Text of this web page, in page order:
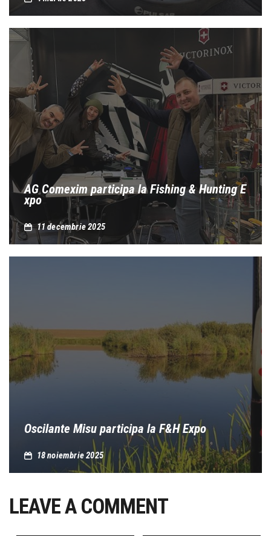
AG Comexim participa la Fishing & Hunting E
xpo
11 decembrie 2025
Oscilante Misu participa la F&H Expo
18 noiembrie 2025
LEAVE A COMMENT